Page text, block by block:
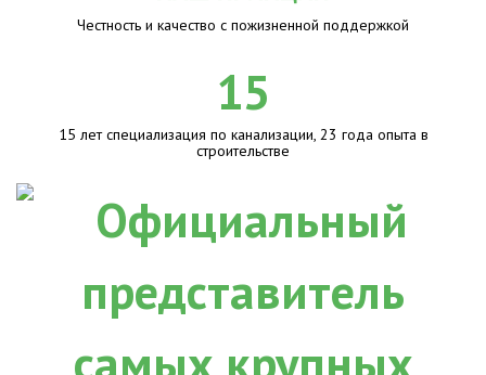
Честность и качество с пожизненной поддержкой
15
15 лет специализация по канализации, 23 года опыта в
строительстве